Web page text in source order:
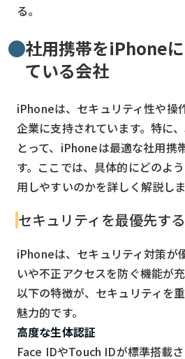
る。
社用携帯をiPhone
ている会社
iPhoneは、セキュリティ性や操
企業に支持されています。特に
とって、iPhoneは最適な社用携
す。ここでは、具体的にどのよ
用しやすいのかを詳しく解説しま
セキュリティを最優先す
iPhoneは、セキュリティ対策が
いや不正アクセスを防ぐ機能が
以下の特徴が、セキュリティを
魅力的です。
高度な生体認証
Face IDやTouch IDが標準搭載